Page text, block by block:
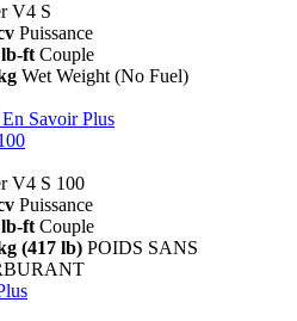
V4 S
Puissance
lb-ft Couple
Wet Weight (No Fuel)
En Savoir Plus
V4 S 100
Puissance
lb-ft Couple
(417 lb) POIDS SANS